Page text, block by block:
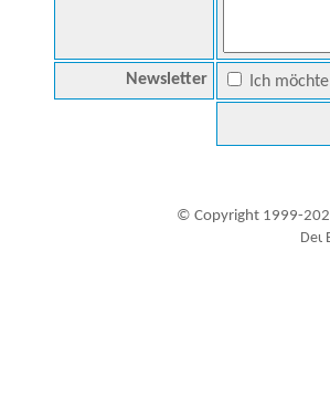
Newsletter Ich
© Copyright 1999-